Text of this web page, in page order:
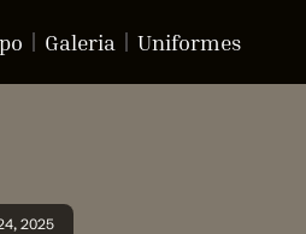
Galeria Uniformes
2025